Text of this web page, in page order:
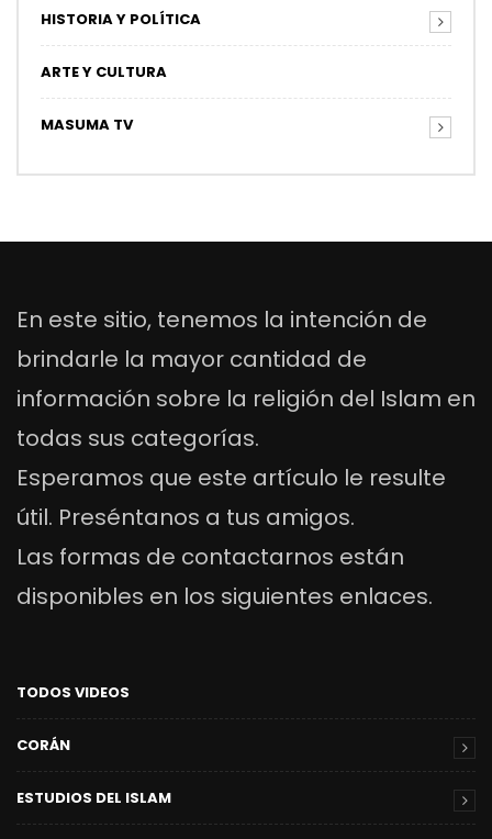
HISTORIA Y POLÍTICA
ARTE Y CULTURA
MASUMA TV
En este sitio, tenemos la intención de
brindarle la mayor cantidad de
información sobre la religión del Islam en
todas sus categorías.
Esperamos que este artículo le resulte
útil. Preséntanos a tus amigos.
Las formas de contactarnos están
disponibles en los siguientes enlaces.
TODOS VIDEOS
CORÁN
ESTUDIOS DEL ISLAM